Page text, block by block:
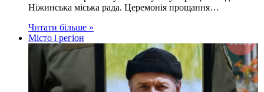
Ніжинська міська рада. Церемонія прощання…
Читати більше »
Місто і регіон